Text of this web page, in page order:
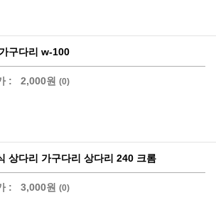
구다리 w-100
: 2,000원 (0)
상다리 가구다리 상다리 240 크롬
: 3,000원 (0)